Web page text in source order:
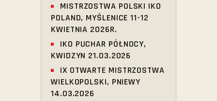
MISTRZOSTWA POLSKI IKO
POLAND, MYŚLENICE 11-12
KWIETNIA 2026R.
IKO PUCHAR PÓŁNOCY,
KWIDZYN 21.03.2026
IX OTWARTE MISTRZOSTWA
WIELKOPOLSKI, PNIEWY
14.03.2026